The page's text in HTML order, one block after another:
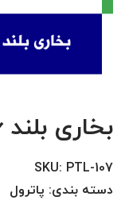
بخاری بلند 6 سیلندر
SKU: PTL-107
دسته بندی: پاترول